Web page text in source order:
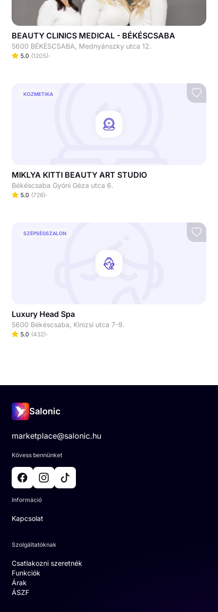
BEAUTY CLINICS MEDICAL - BÉKÉSCSABA
5600 BÉKÉSCSABA, Mednyánszky utca 12.
5.0 (1205)
KOZMETIKA
MIKLYA KITTI BEAUTY ART STUDIO
Békéscsaba Gyóni Géza utca 6.
5.0 (726)
SZÉPSÉGSZALON
Luxury Head Spa
5600 Békéscsaba, Kinizsi utca 7-9.
5.0 (432)
Salonic
marketplace@salonic.hu
Kövess bennünket
Információ
Kapcsolat
Szolgáltatóknak
Csatlakozni szeretnék
Funkciók
Árak
ÁSZF